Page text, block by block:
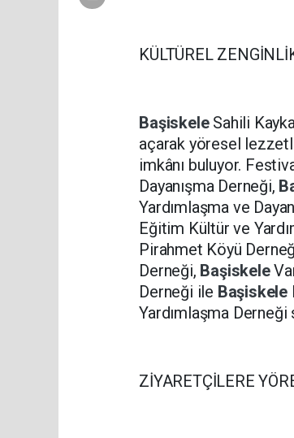
KÜLTÜREL
Başiskele Sahili
açarak yöresel
imkânı buluyor.
Dayanışma Derneği,
Yardımlaşma ve
Eğitim Kültür ve
Pirahmet Köyü
Derneği, Başiskele
Derneği ile Başiskele
Yardımlaşma Derneği
ZİYARETÇİLERE